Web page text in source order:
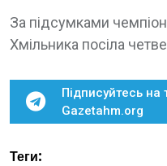
За підсумками
Хмільника посіла
Підписуйтесь на
Gazetahm.org
Теги: